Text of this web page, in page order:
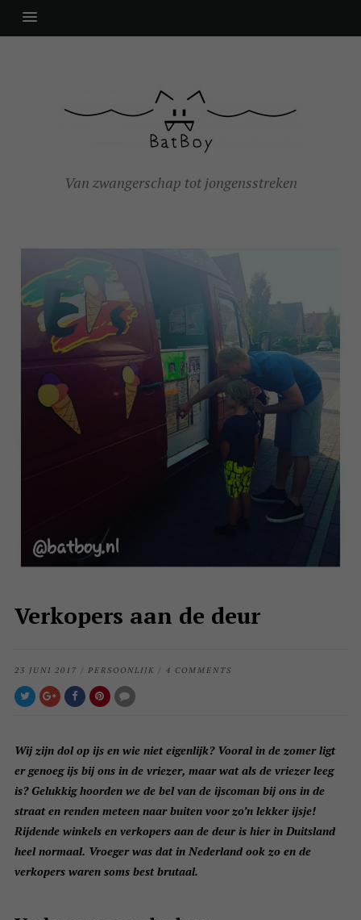
Van zwangerschap tot jongensstreken
Verkopers aan de deur
23 JUNI 2017 / PERSOONLIJK / 4 COMMENTS
Wij zijn dol op ijs en wie niet eigenlijk? Vooral in de zomer ligt
er genoeg ijs bij ons in de vriezer, maar wat als de vriezer leeg
is? Gelukkig hoorden we de bel van de ijscoman bij ons in de
straat en renden meteen naar buiten voor zo’n lekker ijsje!
Rijdende winkels en verkopers aan de deur is hier in Duitsland
heel normaal. Vroeger was dat in Nederland ook zo en de
verkopers waren soms best brutaal.